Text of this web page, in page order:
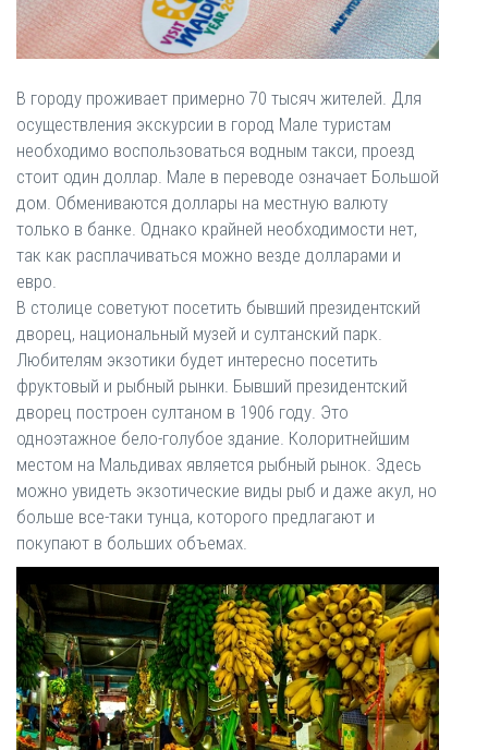
В городу проживает примерно 70 тысяч жителей. Для
осуществления экскурсии в город Мале туристам
необходимо воспользоваться водным такси, проезд
стоит один доллар. Мале в переводе означает Большой
дом. Обмениваются доллары на местную валюту
только в банке. Однако крайней необходимости нет,
так как расплачиваться можно везде долларами и
евро.
В столице советуют посетить бывший президентский
дворец, национальный музей и султанский парк.
Любителям экзотики будет интересно посетить
фруктовый и рыбный рынки. Бывший президентский
дворец построен султаном в 1906 году. Это
одноэтажное бело-голубое здание. Колоритнейшим
местом на Мальдивах является рыбный рынок. Здесь
можно увидеть экзотические виды рыб и даже акул, но
больше все-таки тунца, которого предлагают и
покупают в больших объемах.